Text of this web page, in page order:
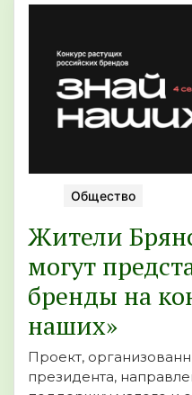
Общество
Жители
могут
бренды на
наших»
Проект,
президента,